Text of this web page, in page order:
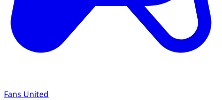
Fans United